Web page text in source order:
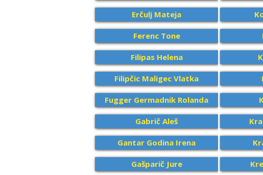
Erčulj Mateja
Ferenc Tone
Filipas Helena
Filipčic Maligec Vlatka
Fugger Germadnik Rolanda
Gabrič Aleš
Gantar Godina Irena
Gašparič Jure